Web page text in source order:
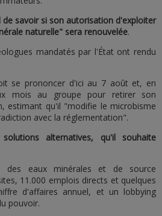
de savoir si son autorisation d'exploiter
naturelle" sera renouvelée.
mandatés par l'État ont rendu
se prononcer d'ici au 7 août et, en
mois au groupe pour retirer son
estimant qu'il "modifie le microbisme
avec la réglementation".
alternatives, qu'il souhaite
des eaux minérales et de source
11.000 emplois directs et quelques
d'affaires annuel, et un lobbying
pouvoir.